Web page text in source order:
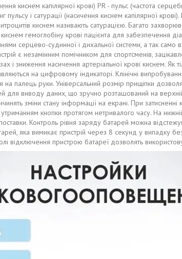
киснем капілярної крові) PR - пульс (частота
пульсу і сатурації (насичення киснем капілярної
киснем називають сатурацією. Багато
киснем гемоглобіну крові пацієнта для
серцево-судинної і дихальної системи, а так само
є незамінним помічником для спортсменів,
і зниження насичення артеріальної крові киснем.
на цифровому індикаторі. Клінічні
на палець руки. Універсальний розмір прищіпки
для виводу даних, що зручно розташований на
зміни стану інформації на екрані. При
кнопки протягом нетривалого часу. На
Контроль рівня заряду батарей можна
яка вимикає пристрій через 8 секунд у випадку
відключення пристрою батареї дозволять